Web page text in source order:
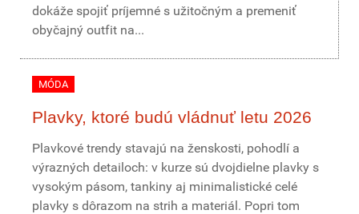
dokáže spojiť príjemné s užitočným a premeniť
obyčajný outfit na...
MÓDA
Plavky, ktoré budú vládnuť letu 2026
Plavkové trendy stavajú na ženskosti, pohodlí a
výrazných detailoch: v kurze sú dvojdielne plavky s
vysokým pásom, tankiny aj minimalistické celé
plavky s dôrazom na strih a materiál. Popri tom